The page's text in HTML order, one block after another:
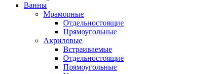
Душевые системы
Душевые двери
Душевые уголки
Душевые шторки
Керамика(195)
Биде(23)
Ванны
Мраморные
Отдельностоящие
Прямоугольные
Акриловые
Встраиваемые
Отдельностоящие
Прямоугольные